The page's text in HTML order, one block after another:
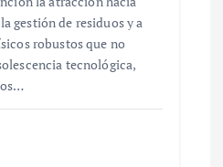
gestión de residuos y a
robustos que no
tecnológica,